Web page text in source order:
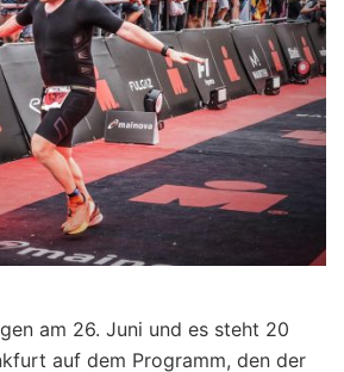
am 26. Juni und es steht 20
auf dem Programm, den der